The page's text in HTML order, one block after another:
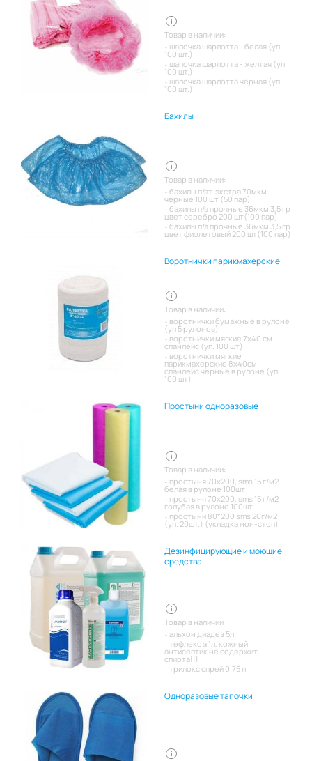
Товар в наличии:
шапочка шарлотта - белая (уп.
100 шт.)
шапочка шарлотта - желтая (уп.
100 шт.)
шапочка шарлотта черная (уп.
100 шт.)
Бахилы
Товар в наличии:
бахилы п/эт. экстра 70мкм
черные 100 шт (50 пар)
бахилы п/э прочные 36мкм 3,5 гр
цвет серебро 200 шт(100 пар)
бахилы п/э прочные 36мкм 3,5 гр
цвет фиолетовый 200 шт(100 пар)
Воротнички парикмахерские
Товар в наличии:
воротнички бумажные в рулоне
(уп 5 рулонов)
воротнички мягкие 7х40 см
спанлейс (уп. 100 шт)
воротнички мягкие
парикмахерские 8х40см
спанлейс черные в рулоне (уп.
100 шт)
Простыни одноразовые
Товар в наличии:
простыня 70х200, sms 15 г/м2
белая в рулоне 100шт
простыня 70х200, sms 15 г/м2
голубая в рулоне 100шт
простыни 80*200 sms 20г/м2
(уп. 20шт.) (укладка нон-стоп)
Дезинфицирующие и моющие
средства
Товар в наличии:
альхон диадез 5л
тефлекс а 1л, кожный
антисептик не содержит
спирта!!!
трилокс спрей 0.75 л
Одноразовые тапочки